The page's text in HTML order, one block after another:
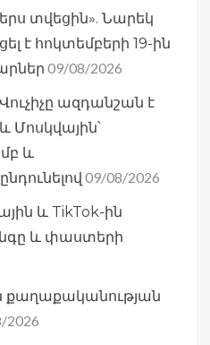
տվեցին». Նարեկ
է հոկտեմբերի 19-ին
09/08/2026
ազդանշան է
Մոսկվային՝
և
09/08/2026
և TikTok-ին
և փաստերի
քաղաքականության
2026